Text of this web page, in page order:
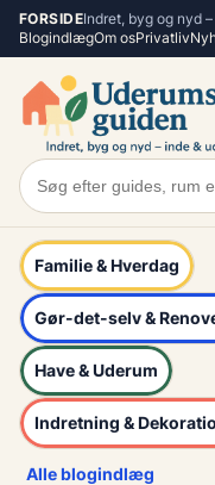
Spring
FORSIDEIndret, byg og nyd
BlogindlægOm osPrivatliv
Familie & Hverdag
Gør-det-selv &
Have & Uderum
Indretning &
Alle blogindlæg